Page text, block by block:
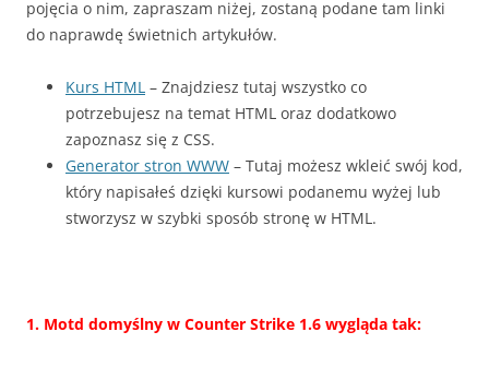
pojęcia o nim, zapraszam niżej, zostaną podane tam linki
do naprawdę świetnich artykułów.
Kurs HTML – Znajdziesz tutaj wszystko co
potrzebujesz na temat HTML oraz dodatkowo
zapoznasz się z CSS.
Generator stron WWW – Tutaj możesz wkleić swój kod,
który napisałeś dzięki kursowi podanemu wyżej lub
stworzysz w szybki sposób stronę w HTML.
1. Motd domyślny w Counter Strike 1.6 wygląda tak: